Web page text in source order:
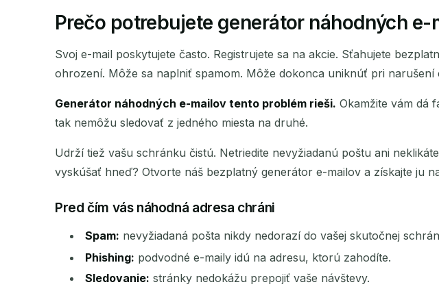
Vaša
Ďalšie
ODOSIELATEĽ
Prečo potrebujete generátor náhodných e-
Svoj e-mail poskytujete často. Registrujete sa na akcie. Sťahujete
ohrození. Môže sa naplniť spamom. Môže dokonca uniknúť pri narušení
Generátor náhodných e-mailov tento problém rieši. Okamžite vám dá
tak nemôžu sledovať z jedného miesta na druhé.
Udrží tiež vašu schránku čistú. Netriedite nevyžiadanú poštu ani
vyskúšať hneď? Otvorte náš bezplatný generátor e-mailov a získajte ju
Pred čím vás náhodná adresa chráni
Spam: nevyžiadaná pošta nikdy nedorazí do vašej skutočnej
Phishing: podvodné e-maily idú na adresu, ktorú zahodíte.
Sledovanie: stránky nedokážu prepojiť vaše návštevy.